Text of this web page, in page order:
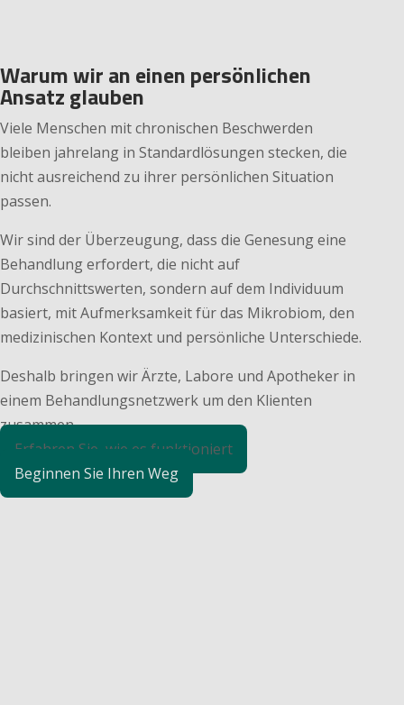
Warum wir an einen persönlichen
Ansatz glauben
Viele Menschen mit chronischen Beschwerden
bleiben jahrelang in Standardlösungen stecken, die
nicht ausreichend zu ihrer persönlichen Situation
passen.
Wir sind der Überzeugung, dass die Genesung eine
Behandlung erfordert, die nicht auf
Durchschnittswerten, sondern auf dem Individuum
basiert, mit Aufmerksamkeit für das Mikrobiom, den
medizinischen Kontext und persönliche Unterschiede.
Deshalb bringen wir Ärzte, Labore und Apotheker in
einem Behandlungsnetzwerk um den Klienten
zusammen.
Erfahren Sie, wie es funktioniert
Beginnen Sie Ihren Weg